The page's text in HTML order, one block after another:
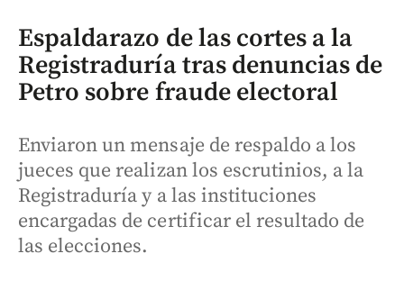
Espaldarazo de las cortes a la
Registraduría tras denuncias de
Petro sobre fraude electoral
Enviaron un mensaje de respaldo a los
jueces que realizan los escrutinios, a la
Registraduría y a las instituciones
encargadas de certificar el resultado de
las elecciones.